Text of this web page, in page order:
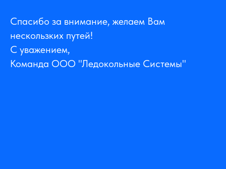
Спасибо за внимание, желаем Вам
нескользких путей!
С уважением,
Команда ООО "Ледокольные Системы"